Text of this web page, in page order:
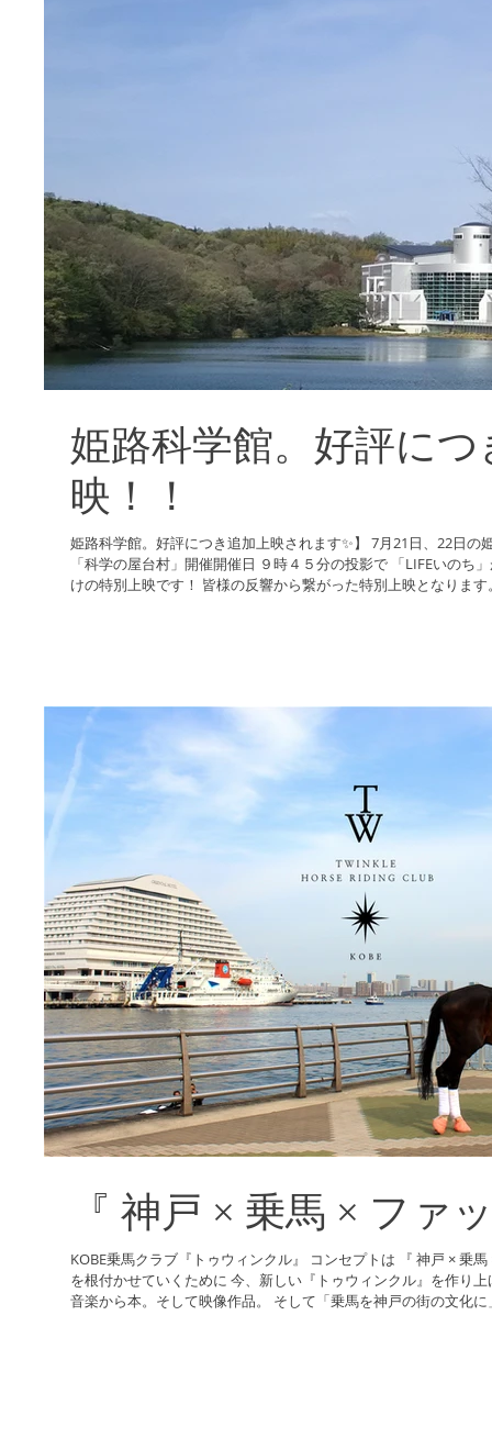
姫路科学館。好評につ
映！！
姫路科学館。好評につき追加上映されます✨】 7月21日、22日の姫路科学館最大のおまつりイベント
「科学の屋台村」開催開催日 ９時４５分の投影で 「LIFEいのち」が上映されます。 1日１回２日間だ
けの特別上映です！ 皆様の反響から繋がった特別上映となります
『 神戸 × 乗馬 × ファ
KOBE乗馬クラブ『トゥウィンクル』 コンセプトは 『 神戸 × 乗
を根付かせていくために 今、新しい『トゥウィンクル』を作り上げています！ これもクリエイト！
音楽から本。そして映像作品。 そして「乗馬を神戸の街の文化に